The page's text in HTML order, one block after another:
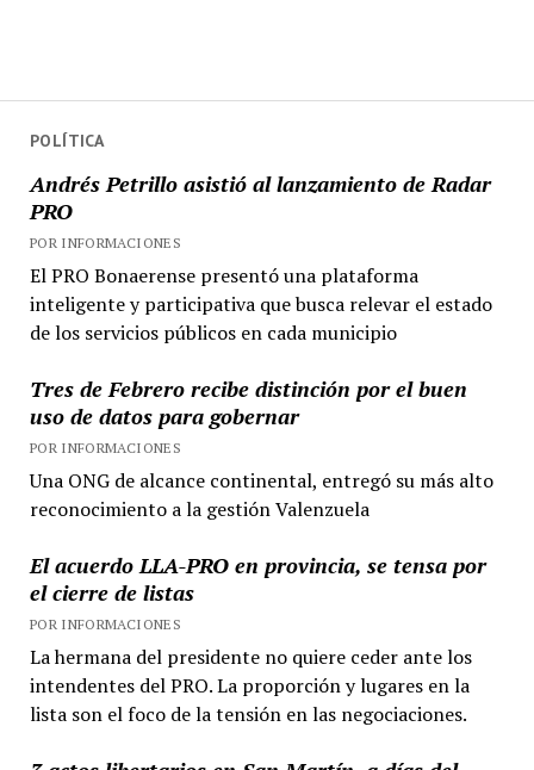
POLÍTICA
Andrés Petrillo asistió al lanzamiento de Radar
PRO
POR INFORMACIONES
El PRO Bonaerense presentó una plataforma
inteligente y participativa que busca relevar el estado
de los servicios públicos en cada municipio
Tres de Febrero recibe distinción por el buen
uso de datos para gobernar
POR INFORMACIONES
Una ONG de alcance continental, entregó su más alto
reconocimiento a la gestión Valenzuela
El acuerdo LLA-PRO en provincia, se tensa por
el cierre de listas
POR INFORMACIONES
La hermana del presidente no quiere ceder ante los
intendentes del PRO. La proporción y lugares en la
lista son el foco de la tensión en las negociaciones.